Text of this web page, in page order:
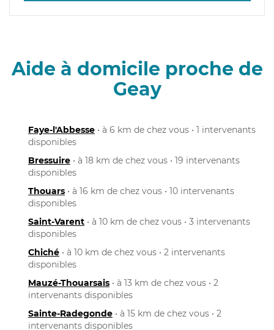
Aide à domicile proche de
Geay
Faye-l'Abbesse • à 6 km de chez vous • 1 intervenants
disponibles
Bressuire • à 18 km de chez vous • 19 intervenants
disponibles
Thouars • à 16 km de chez vous • 10 intervenants
disponibles
Saint-Varent • à 10 km de chez vous • 3 intervenants
disponibles
Chiché • à 10 km de chez vous • 2 intervenants
disponibles
Mauzé-Thouarsais • à 13 km de chez vous • 2
intervenants disponibles
Sainte-Radegonde • à 15 km de chez vous • 2
intervenants disponibles